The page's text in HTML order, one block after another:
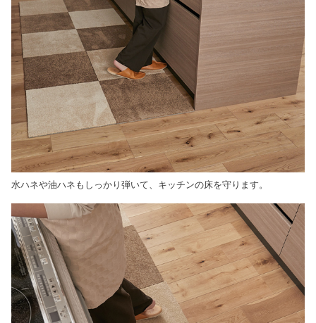
水ハネや油ハネもしっかり弾いて、キッチンの床を守ります。